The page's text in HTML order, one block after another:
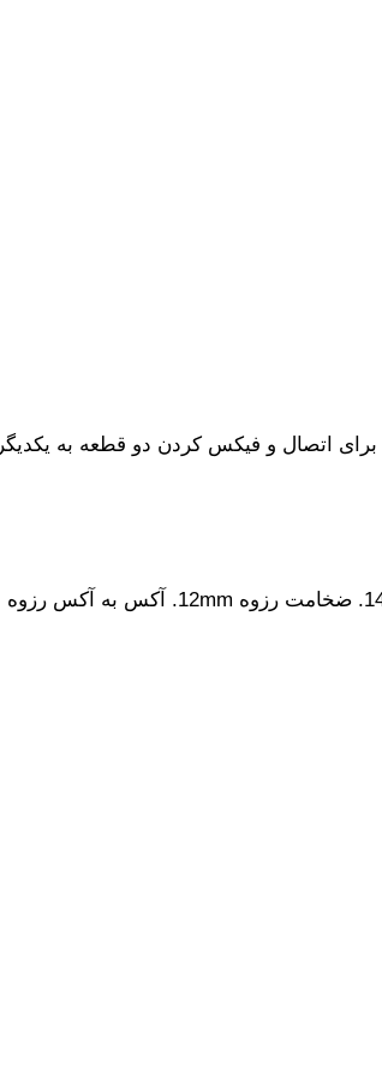
اتصال و فیکس‌ کردن دو قطعه به یکدیگر